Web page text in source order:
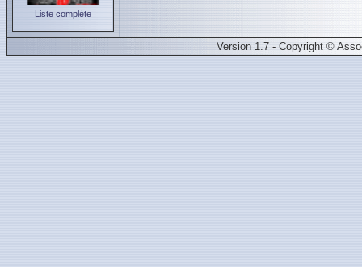
Liste complète
Version 1.7 - Copyright ©